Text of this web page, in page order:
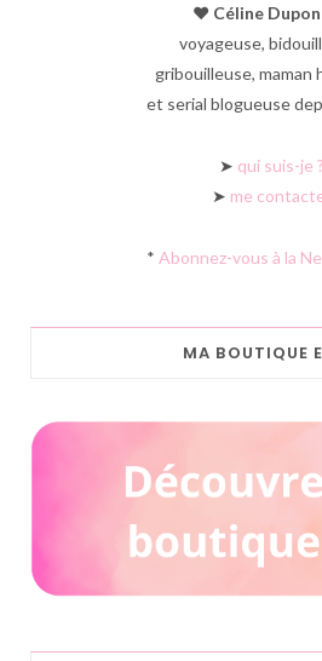
♥︎ Céline
voyageuse,
gribouilleuse, maman
et serial blogueuse
➤ qui suis-je ?
➤ me
* Abonnez-vous à la
MA BOUTIQUE